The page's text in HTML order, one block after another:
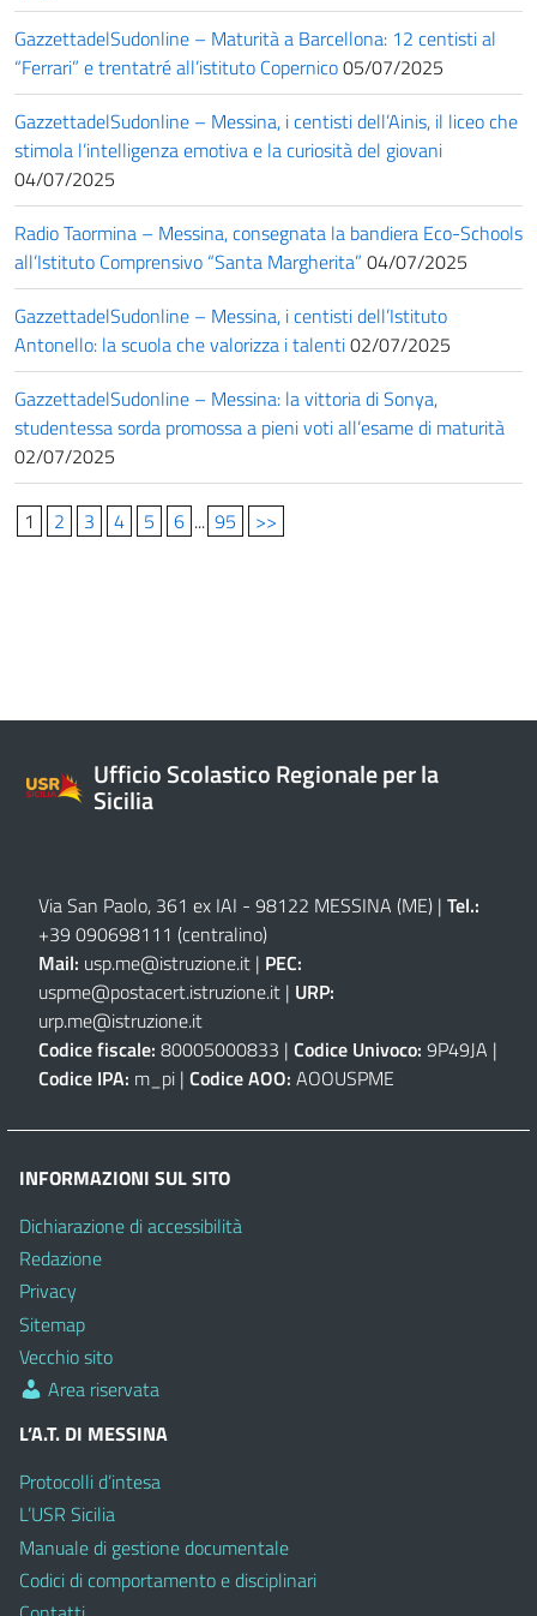
GazzettadelSudonline – Maturità a Barcellona: 12 centisti al
“Ferrari” e trentatré all’istituto Copernico05/07/2025
GazzettadelSudonline – Messina, i centisti dell’Ainis, il liceo che
stimola l’intelligenza emotiva e la curiosità del giovani
04/07/2025
Radio Taormina – Messina, consegnata la bandiera Eco-Schools
all’Istituto Comprensivo “Santa Margherita” 04/07/2025
GazzettadelSudonline – Messina, i centisti dell’Istituto
Antonello: la scuola che valorizza i talenti02/07/2025
GazzettadelSudonline – Messina: la vittoria di Sonya,
studentessa sorda promossa a pieni voti all’esame di maturità
02/07/2025
1 2 3 4 5 6 ... 95 >>
Ufficio Scolastico Regionale per la
Sicilia
Via San Paolo, 361 ex IAI - 98122 MESSINA (ME) | Tel.:
+39 090698111 (centralino)
Mail: usp.me@istruzione.it | PEC:
uspme@postacert.istruzione.it | URP:
urp.me@istruzione.it
Codice fiscale: 80005000833 | Codice Univoco: 9P49JA |
Codice IPA: m_pi | Codice AOO: AOOUSPME
INFORMAZIONI SUL SITO
Dichiarazione di accessibilità
Redazione
Privacy
Sitemap
Vecchio sito
Area riservata
L’A.T. DI MESSINA
Protocolli d’intesa
L’USR Sicilia
Manuale di gestione documentale
Codici di comportamento e disciplinari